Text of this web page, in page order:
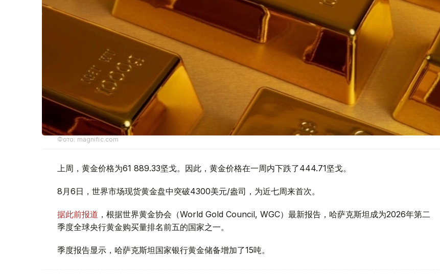
Фото: magnific.com
上周，黄金价格为61 889.33坚戈。因此，黄金价格在一周内下跌了444.71坚戈。
8月6日，世界市场现货黄金盘中突破4300美元/盎司，为近七周来首次。
据此前报道 ，根据世界黄金协会（World Gold Council, WGC）最新报告，哈萨克斯坦成为2026年第二
季度全球央行黄金购买量排名前五的国家之一。
季度报告显示，哈萨克斯坦国家银行黄金储备增加了15吨。